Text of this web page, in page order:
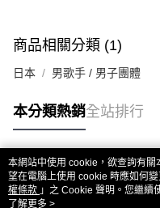
商品相關分類 (1)
日本 男歌手 / 男子團體
本分類熱銷全站排行
熱門標籤
本網站中使用 cookie，欲查詢有
望在電腦上使用 cookie 時應如何
權條款 」之 Cookie 聲明。您繼續
用條款之 Cookie 聲明使用 cookie。
了解更多 >